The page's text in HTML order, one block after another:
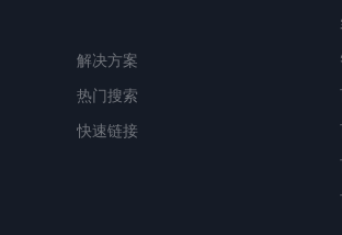
解决方案
热门搜索
快速链接